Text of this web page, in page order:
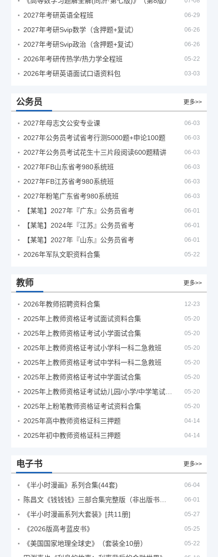
2027年考研英语全程班 06-29
2027年考研Svip数学（含押题+复试） 06-26
2027年考研Svip政治（含押题+复试） 06-26
2026年考研传热学/热力学全程班 05-22
2026年考研英语面试口语资料包 03-03
公务员 更多>>
2027年母志文公安专业课 06-03
2027年公务员考试省考行测5000题+申论100题 06-03
2027年公务员考试花生十三片段阅读600题精讲 06-03
2027年FB山东省考980系统班 06-03
2027年FB江苏省考980系统班 06-03
2027年粉笔广东省考980系统班 06-03
【某笔】2027年『广东』公务员省考 06-01
【某笔】2024年『江苏』公务员省考 06-01
【某笔】2027年『山东』公务员省考 06-01
2026年军队文职资料合集 05-22
教师 更多>>
2026年教师招聘资料合集 12-23
2025年上教师资格证考试面试资料合集 05-20
2025年上教师资格证考试小学面试合集 05-20
2025年上教师资格证考试小学科一科二急救班 05-20
2025年上教师资格证考试中学科一科二急救班 05-20
2025年上教师资格证考试中学面试合集 05-20
05-20
2025年上粉笔教师资格证考试资料合集 05-20
2025年高中教师资格证科三押题 04-14
2025年初中教师资格证科三押题 04-14
电子书 更多>>
《半小时漫画》系列合集(44套) 06-04
06-01
《半小时漫画系列大套装》[共11册] 05-27
《2026版高考蓝皮书》 05-25
《美国国家地理全球史》（套装全10册） 05-22